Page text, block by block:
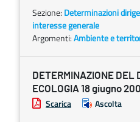
Sezione: Determinazioni
interesse generale
Argomenti:Ambiente e
DETERMINAZIONE DEL
ECOLOGIA 18 giugno
Scarica Ascolta